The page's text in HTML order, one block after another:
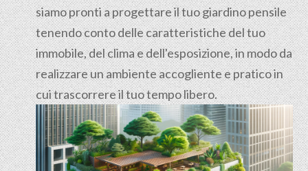
siamo pronti a progettare il tuo giardino pensile
tenendo conto delle caratteristiche del tuo
immobile, del clima e dell'esposizione, in modo da
realizzare un ambiente accogliente e pratico in
cui trascorrere il tuo tempo libero.